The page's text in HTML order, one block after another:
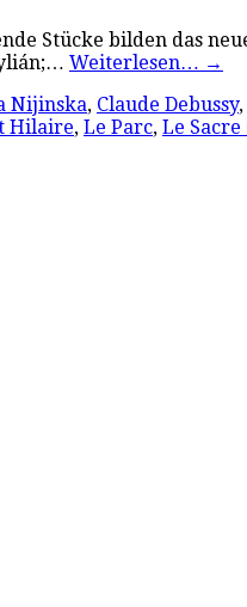
Stücke bilden das
Weiterlesen… →
Nijinska, Claude Debussy,
Hilaire, Le Parc, Le